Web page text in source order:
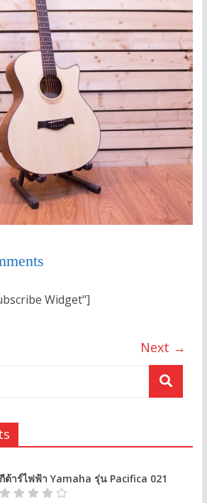
Widget"]
Next →
กีต้าร์ไฟฟ้า Yamaha รุ่น Pacifica 021